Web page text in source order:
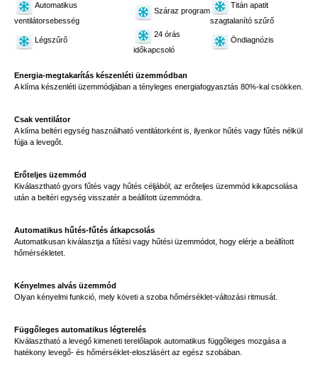
Automatikus
ventilátorsebesség
Száraz program
Titán apatit
szagtalanító szűrő
Légszűrő
24 órás
időkapcsoló
Öndiagnózis
Energia-megtakarítás készenléti üzemmódban
A klíma készenléti üzemmódjában a tényleges energiafogyasztás 80%-kal csökken.
Csak ventilátor
A klíma beltéri egység használható ventilátorként is, ilyenkor hűtés vagy fűtés nélkül
fújja a levegőt.
Erőteljes üzemmód
Kiválasztható gyors fűtés vagy hűtés céljából; az erőteljes üzemmód kikapcsolása
után a beltéri egység visszatér a beállított üzemmódra.
Automatikus hűtés-fűtés átkapcsolás
Automatikusan kiválasztja a fűtési vagy hűtési üzemmódot, hogy elérje a beállított
hőmérsékletet.
Kényelmes alvás üzemmód
Olyan kényelmi funkció, mely követi a szoba hőmérséklet-változási ritmusát.
Függőleges automatikus légterelés
Kiválasztható a levegő kimeneti terelőlapok automatikus függőleges mozgása a
hatékony levegő- és hőmérséklet-eloszlásért az egész szobában.